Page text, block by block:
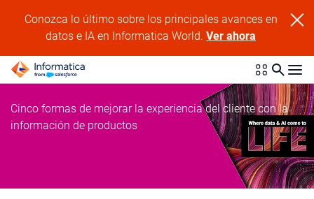
Conozca lo último sobre los principales avances en
datos e IA en Informatica World.Ver ahora
Cinco formas de mejorar la experiencia del cliente con la
información de productos